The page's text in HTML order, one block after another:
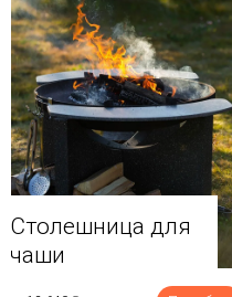
Столешница для
чаши